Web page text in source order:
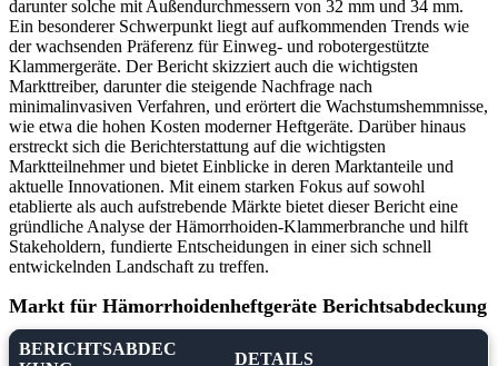
darunter solche mit Außendurchmessern von 32 mm und 34 mm.
Ein besonderer Schwerpunkt liegt auf aufkommenden Trends wie
der wachsenden Präferenz für Einweg- und robotergestützte
Klammergeräte. Der Bericht skizziert auch die wichtigsten
Markttreiber, darunter die steigende Nachfrage nach
minimalinvasiven Verfahren, und erörtert die Wachstumshemmnisse,
wie etwa die hohen Kosten moderner Heftgeräte. Darüber hinaus
erstreckt sich die Berichterstattung auf die wichtigsten
Marktteilnehmer und bietet Einblicke in deren Marktanteile und
aktuelle Innovationen. Mit einem starken Fokus auf sowohl
etablierte als auch aufstrebende Märkte bietet dieser Bericht eine
gründliche Analyse der Hämorrhoiden-Klammerbranche und hilft
Stakeholdern, fundierte Entscheidungen in einer sich schnell
entwickelnden Landschaft zu treffen.
Markt für Hämorrhoidenheftgeräte Berichtsabdeckung
BERICHTSABDEC
DETAILS